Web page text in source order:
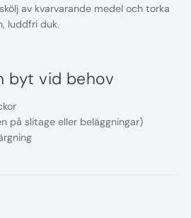
av kvarvarande medel och torka
luddfri duk.
byt vid behov
på slitage eller beläggningar)